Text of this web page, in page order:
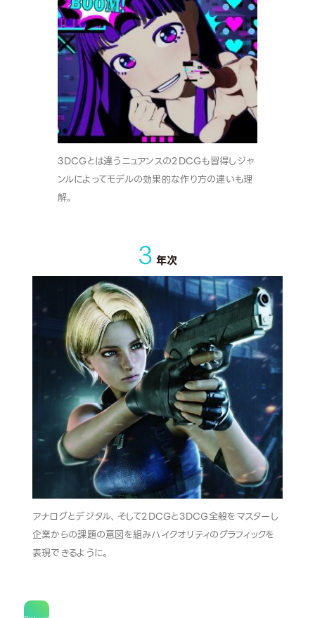
3DCGとは違うニュアンスの2DCGも習得しジャ
ンルによってモデルの効果的な作り方の違いも理
解。
3 年次
アナログとデジタル、そして2DCGと3DCG全般をマスターし
企業からの課題の意図を組みハイクオリティのグラフィックを
表現できるように。